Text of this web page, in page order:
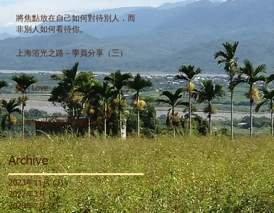
將焦點放在自己如何對待別人，而
非別人如何看待你。
上海浴光之路－學員分享（三）
愛。Love
上海浴光之路－學員分享（二）
Archive
2023年11月 (3)3 篇文章
2022年3月 (1)1 篇文章
2020年7月 (1)1 篇文章